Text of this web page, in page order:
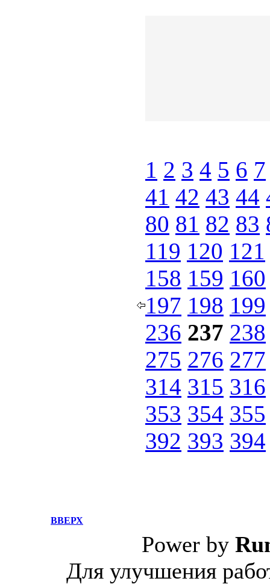
1 2 3 4 5 6 7
41 42 43 44
80 81 82 83
119 120 121
158 159 160
197 198 199
236 237 238
275 276 277
314 315 316
353 354 355
392 393 394
ВВЕРХ
Power by
Для улучшения